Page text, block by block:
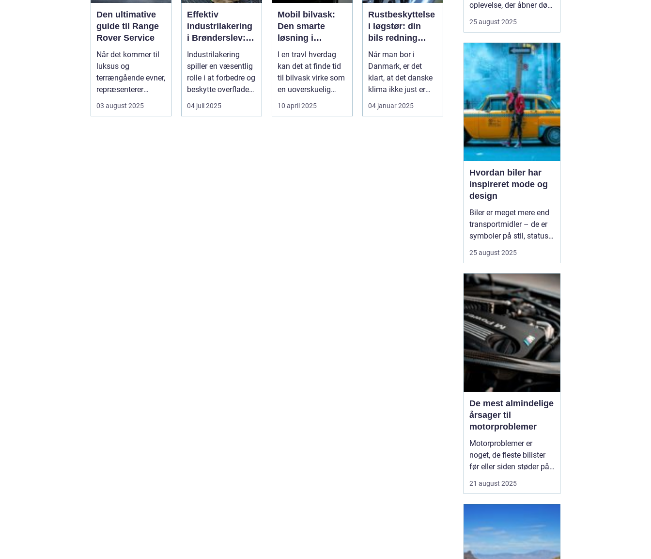
Den ultimative
guide til Range
Rover Service
Når det kommer til
luksus og
terrængående evner,
repræsenterer
03 august 2025
Effektiv
industrilakering
i Brønderslev:
En
dybdegående
guide
Industrilakering
spiller en væsentlig
rolle i at forbedre og
beskytte overflader i
forskellige...
04 juli 2025
Mobil bilvask:
Den smarte
løsning i
Storkøbenhavn
I en travl hverdag
kan det at finde tid
til bilvask virke som
en uoverskuelig
opgave. Især i S...
10 april 2025
Rustbeskyttelse
i løgstør: din
bils redning
mod det danske
klima
Når man bor i
Danmark, er det
klart, at det danske
klima ikke just er
den bedste ven for
bilen...
04 januar 2025
oplevelse, der åbner døre
landskaber og møder
flere vælger at tage
cyklen med på ferien, og
det giver en helt særlig
fri...
25 august 2025
Hvordan biler har
inspireret mode og
design
Biler er meget mere end
transportmidler – de er
symboler på stil, status
tiden har bilernes former,
tydelige spor i mode- og
designverdenen. Fra de
glinsende kromdetaljer i
1950’ernes C...
25 august 2025
De mest almindelige
årsager til
motorproblemer
Motorproblemer er
noget, de fleste bilister
før eller siden støder på.
som små drillerier, andre
hjælp. Ofte skyldes
problemerne ikke en ...
21 august 2025